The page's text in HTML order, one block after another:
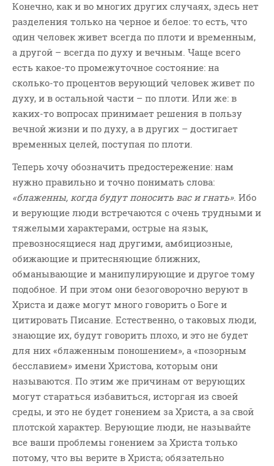
Конечно, как и во многих других случаях, здесь нет
разделения только на черное и белое: то есть, что
один человек живет всегда по плоти и временным,
а другой – всегда по духу и вечным. Чаще всего
есть какое-то промежуточное состояние: на
сколько-то процентов верующий человек живет по
духу, и в остальной части – по плоти. Или же: в
каких-то вопросах принимает решения в пользу
вечной жизни и по духу, а в других – достигает
временных целей, поступая по плоти.
Теперь хочу обозначить предостережение: нам
нужно правильно и точно понимать слова:
«блаженны, когда будут поносить вас и гнать». Ибо
и верующие люди встречаются с очень трудными и
тяжелыми характерами, острые на язык,
превозносящиеся над другими, амбициозные,
обижающие и притесняющие ближних,
обманывающие и манипулирующие и другое тому
подобное. И при этом они безоговорочно веруют в
Христа и даже могут много говорить о Боге и
цитировать Писание. Естественно, о таковых люди,
знающие их, будут говорить плохо, и это не будет
для них «блаженным поношением», а «позорным
бесславием» имени Христова, которым они
называются. По этим же причинам от верующих
могут стараться избавиться, исторгая из своей
среды, и это не будет гонением за Христа, а за свой
плотской характер. Верующие люди, не называйте
все ваши проблемы гонением за Христа только
потому, что вы верите в Христа; обязательно